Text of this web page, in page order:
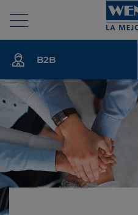
Search
BAÑO
COCINA
CUIDADO DE LA ROPA
B2B